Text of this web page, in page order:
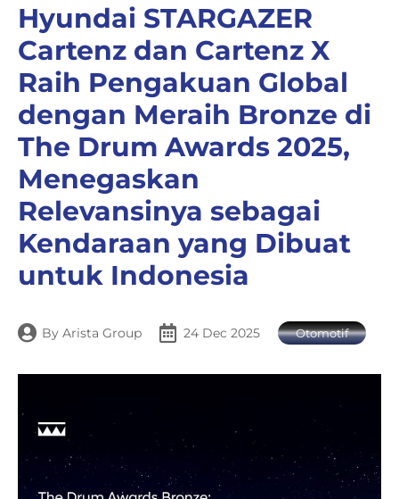
Hyundai STARGAZER
Cartenz dan Cartenz X
Raih Pengakuan Global
dengan Meraih Bronze di
The Drum Awards 2025,
Menegaskan
Relevansinya sebagai
Kendaraan yang Dibuat
untuk Indonesia
By Arista Group 24 Dec 2025 Otomotif